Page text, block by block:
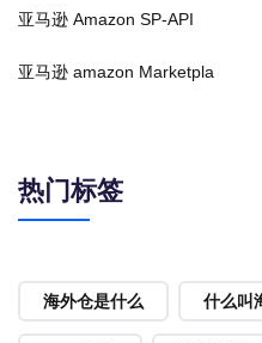
亚马逊 Amazon SP-API
亚马逊 amazon Marketpla
热门标签
海外仓是什么 什么叫